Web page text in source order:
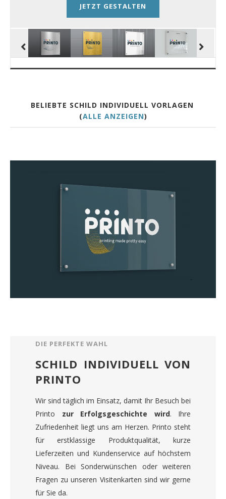
JETZT GESTALTEN
BELIEBTE SCHILD INDIVIDUELL VORLAGEN
(ALLE ANZEIGEN)
DIE PERFEKTE WAHL
SCHILD INDIVIDUELL VON
PRINTO
Wir sind täglich im Einsatz, damit Ihr Besuch bei
Printo zur Erfolgsgeschichte wird. Ihre
Zufriedenheit liegt uns am Herzen. Printo steht
für erstklassige Produktqualität, kurze
Lieferzeiten und Kundenservice auf höchstem
Niveau. Bei Sonderwünschen oder weiteren
Fragen zu unseren Visitenkarten sind wir gerne
für Sie da.